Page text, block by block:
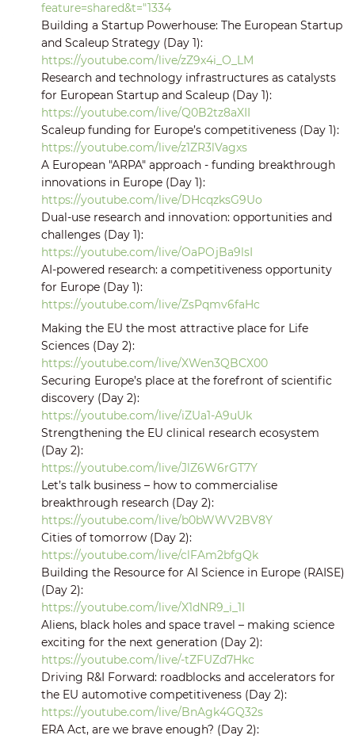
feature=shared&t="1334
Building a Startup Powerhouse: The European Startup
and Scaleup Strategy (Day 1):
https://youtube.com/live/zZ9x4i_O_LM
Research and technology infrastructures as catalysts
for European Startup and Scaleup (Day 1):
https://youtube.com/live/Q0B2tz8aXII
Scaleup funding for Europe’s competitiveness (Day 1):
https://youtube.com/live/z1ZR3lVagxs
A European "ARPA" approach - funding breakthrough
innovations in Europe (Day 1):
https://youtube.com/live/DHcqzksG9Uo
Dual-use research and innovation: opportunities and
challenges (Day 1):
https://youtube.com/live/OaPOjBa9lsI
AI-powered research: a competitiveness opportunity
for Europe (Day 1):
https://youtube.com/live/ZsPqmv6faHc
Making the EU the most attractive place for Life
Sciences (Day 2):
https://youtube.com/live/XWen3QBCX00
Securing Europe’s place at the forefront of scientific
discovery (Day 2):
https://youtube.com/live/iZUa1-A9uUk
Strengthening the EU clinical research ecosystem
(Day 2):
https://youtube.com/live/JlZ6W6rGT7Y
Let’s talk business – how to commercialise
breakthrough research (Day 2):
https://youtube.com/live/b0bWWV2BV8Y
Cities of tomorrow (Day 2):
https://youtube.com/live/clFAm2bfgQk
Building the Resource for AI Science in Europe (RAISE)
(Day 2):
https://youtube.com/live/X1dNR9_i_1I
Aliens, black holes and space travel – making science
exciting for the next generation (Day 2):
https://youtube.com/live/-tZFUZd7Hkc
Driving R&I Forward: roadblocks and accelerators for
the EU automotive competitiveness (Day 2):
https://youtube.com/live/BnAgk4GQ32s
ERA Act, are we brave enough? (Day 2):